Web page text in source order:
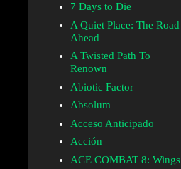
7 Days to Die
A Quiet Place: The Road
Ahead
A Twisted Path To
Renown
Abiotic Factor
Absolum
Acceso Anticipado
Acción
ACE COMBAT 8: Wings